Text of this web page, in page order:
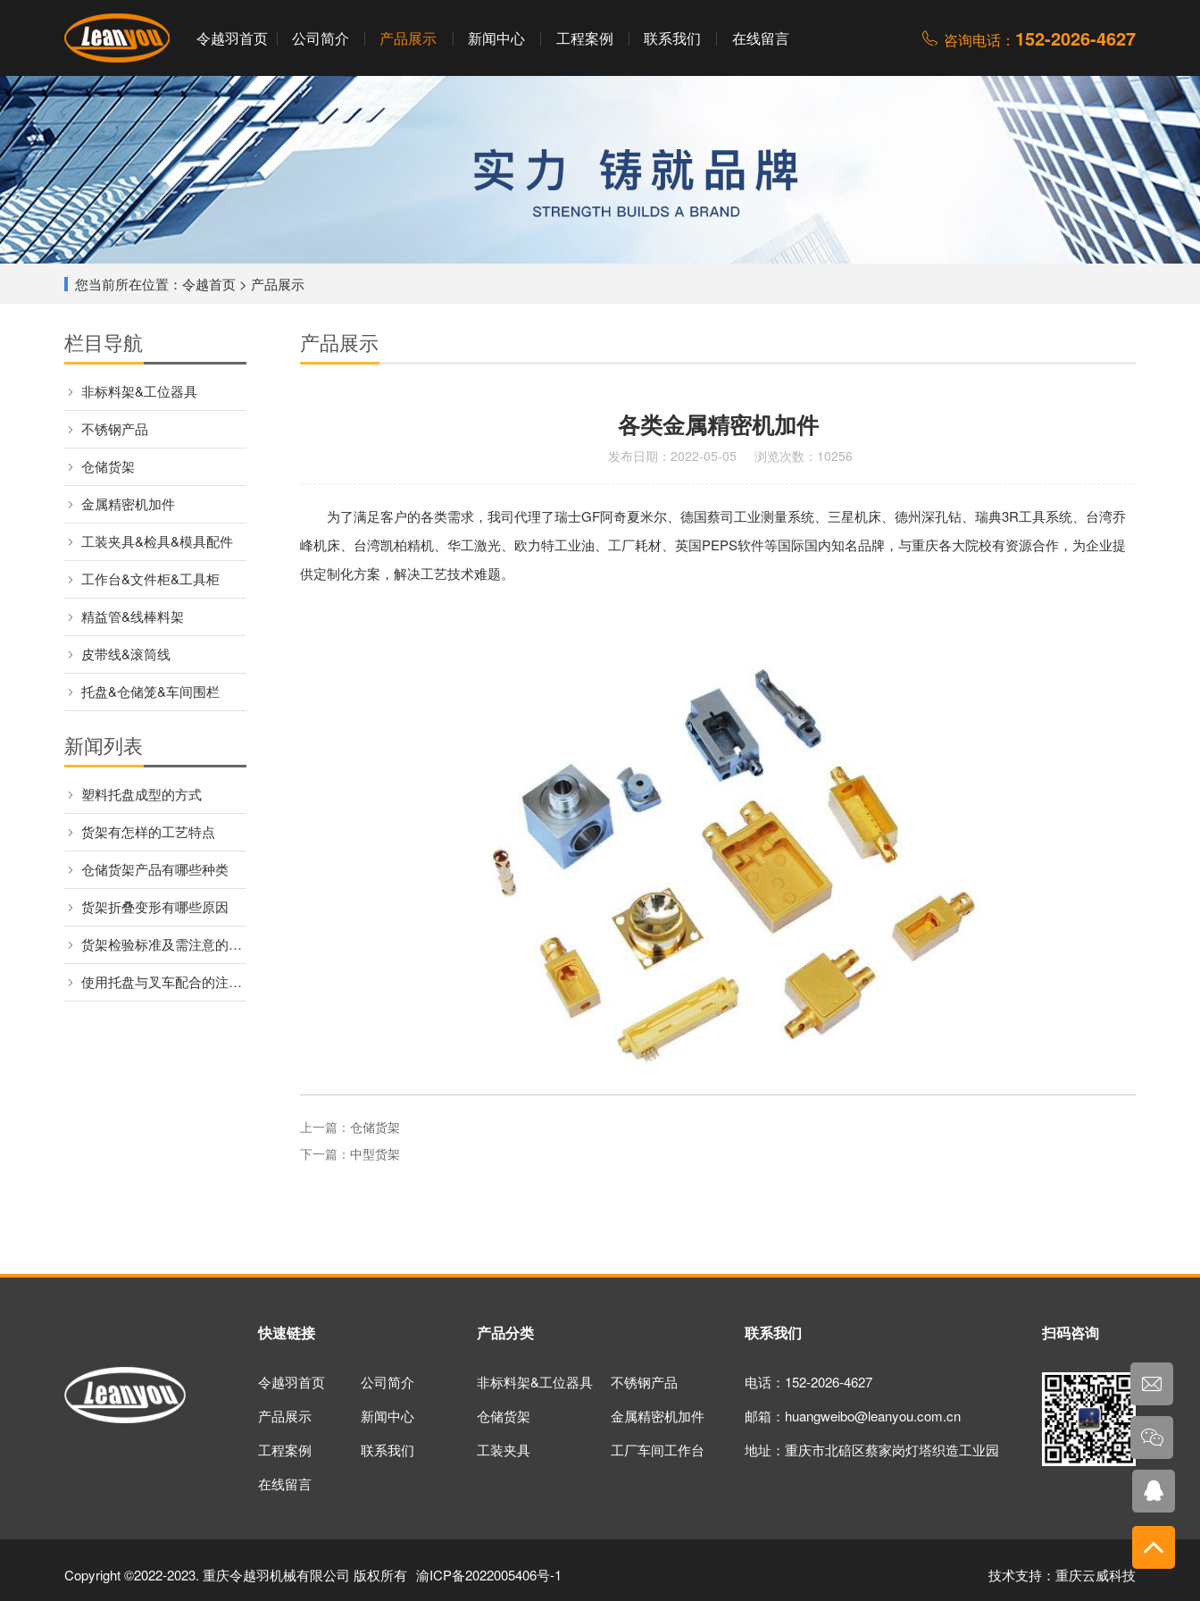
令越羽首页 公司简介 产品展示 新闻中心 工程案例 联系我们 在线留言 咨询电话： 152-2026-4627
您当前所在位置： 令越首页 > 产品展示
栏目导航
非标料架&工位器具
不锈钢产品
仓储货架
金属精密机加件
工装夹具&检具&模具配件
工作台&文件柜&工具柜
精益管&线棒料架
皮带线&滚筒线
托盘&仓储笼&车间围栏
新闻列表
塑料托盘成型的方式
货架有怎样的工艺特点
仓储货架产品有哪些种类
货架折叠变形有哪些原因
货架检验标准及需注意的细节
使用托盘与叉车配合的注意事项
产品展示
各类金属精密机加件
发布日期：2022-05-05 浏览次数：10256
为了满足客户的各类需求，我司代理了瑞士GF阿奇夏米尔、德国蔡司工业测量系统、三星机床、德州深孔钻、瑞典3R工具系统、台湾乔
峰机床、台湾凯柏精机、华工激光、欧力特工业油、工厂耗材、英国PEPS软件等国际国内知名品牌，与重庆各大院校有资源合作，为企业提
供定制化方案，解决工艺技术难题。
上一篇： 仓储货架
下一篇： 中型货架
快速链接
令越羽首页
公司简介
产品展示
新闻中心
工程案例
联系我们
在线留言
产品分类
非标料架&工位器具
不锈钢产品
仓储货架
金属精密机加件
工装夹具
工厂车间工作台
联系我们
电话：152-2026-4627
邮箱：huangweibo@leanyou.com.cn
地址：重庆市北碚区蔡家岗灯塔织造工业园
扫码咨询
Copyright ©2022-2023. 重庆令越羽机械有限公司 版权所有 渝ICP备2022005406号-1 技术支持：重庆云威科技